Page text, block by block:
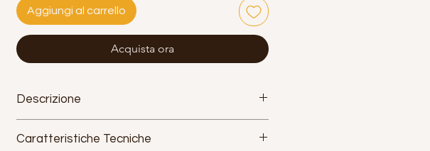
Aggiungi al carrello
Acquista ora
Descrizione
Caratteristiche Tecniche